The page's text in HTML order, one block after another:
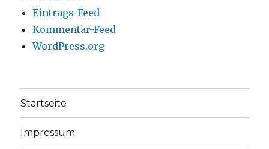
Eintrags-Feed
Kommentar-Feed
WordPress.org
Startseite
Impressum